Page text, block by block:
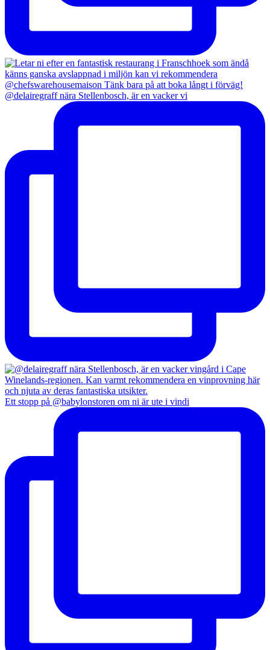
@delairegraff nära Stellenbosch, är en vacker vi
Ett stopp på @babylonstoren om ni är ute i vindi